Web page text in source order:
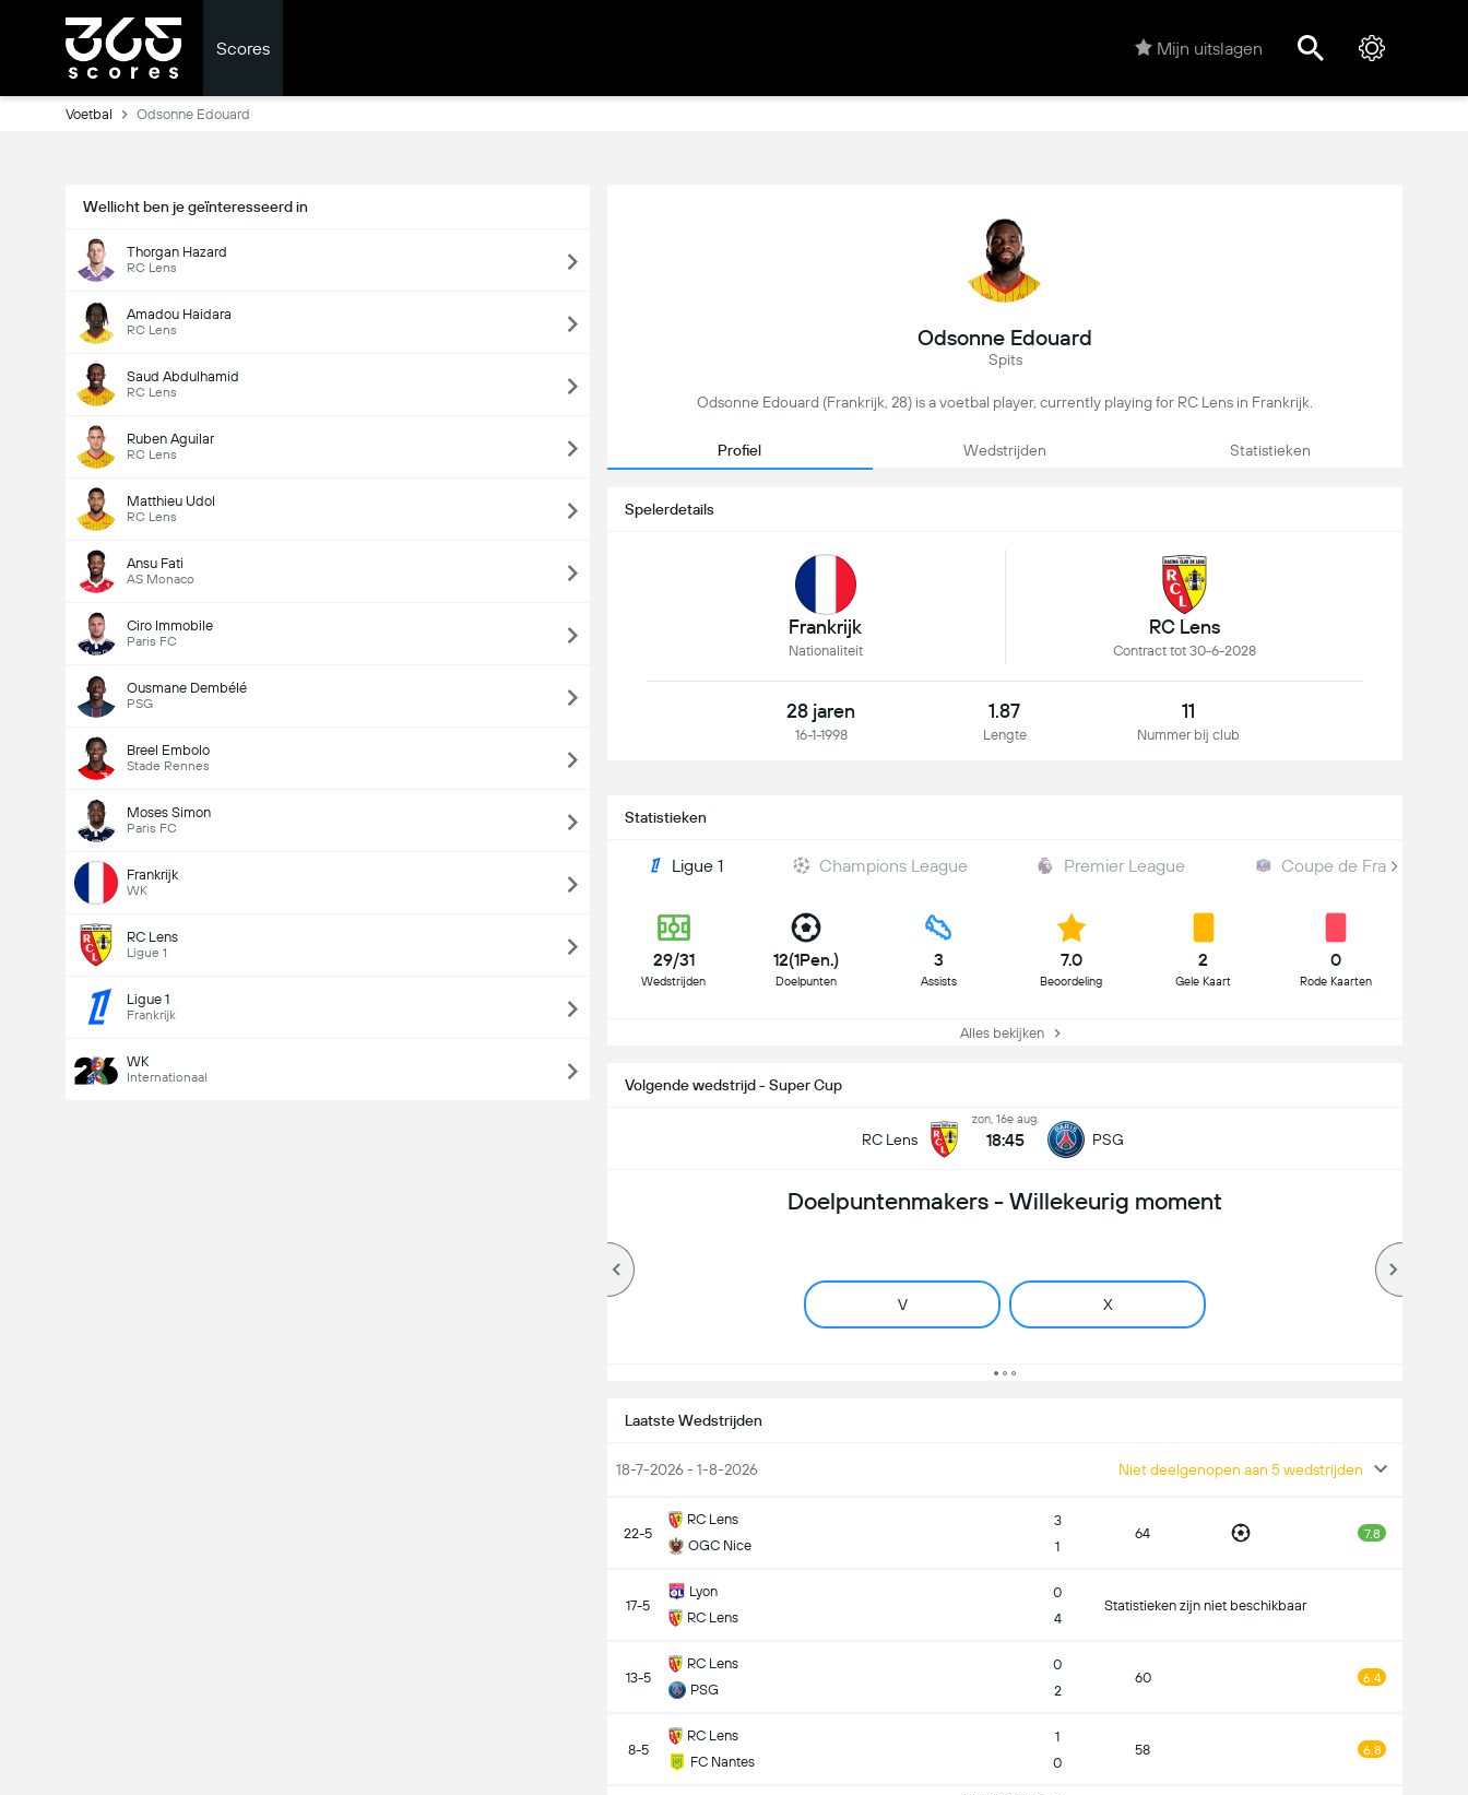
Scores Mijn uitslagen
Voetbal Odsonne Edouard
Wellicht ben je geïnteresseerd in
Thorgan Hazard
RC Lens
Amadou Haidara
RC Lens
Saud Abdulhamid
RC Lens
Ruben Aguilar
RC Lens
Matthieu Udol
RC Lens
Ansu Fati
AS Monaco
Ciro Immobile
Paris FC
Ousmane Dembélé
PSG
Breel Embolo
Stade Rennes
Moses Simon
Paris FC
Frankrijk
WK
RC Lens
Ligue 1
Ligue 1
Frankrijk
WK
Internationaal
Odsonne Edouard
Spits
Odsonne Edouard (Frankrijk, 28) is a voetbal player, currently playing for RC Lens in Frankrijk.
Profiel Wedstrijden Statistieken
Spelerdetails
Frankrijk
Nationaliteit
RC Lens
Contract tot 30-6-2028
28 jaren
16-1-1998
1.87
Lengte
11
Nummer bij club
Statistieken
Ligue 1 Champions League Premier League Coupe de France
29/31
Wedstrijden
12(1Pen.)
Doelpunten
3
Assists
7.0
Beoordeling
2
Gele Kaart
0
Rode Kaarten
Alles bekijken
Volgende wedstrijd - Super Cup
RC Lens
zon, 16e aug.
18:45 PSG
Doelpuntenmakers - Willekeurig moment
V X
Laatste Wedstrijden
18-7-2026 - 1-8-2026 Niet deelgenopen aan 5 wedstrijden
22-5
RC Lens
OGC Nice
3
1
64 7.8
17-5
Lyon
RC Lens
0
4
Statistieken zijn niet beschikbaar
13-5
RC Lens
PSG
0
2
60 6.4
8-5
RC Lens
FC Nantes
1
0
58 6.8